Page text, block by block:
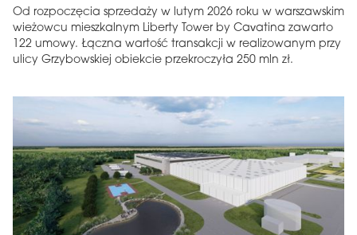
Od rozpoczęcia sprzedaży w lutym 2026 roku w warszawskim
wieżowcu mieszkalnym Liberty Tower by Cavatina zawarto
122 umowy. Łączna wartość transakcji w realizowanym przy
ulicy Grzybowskiej obiekcie przekroczyła 250 mln zł.